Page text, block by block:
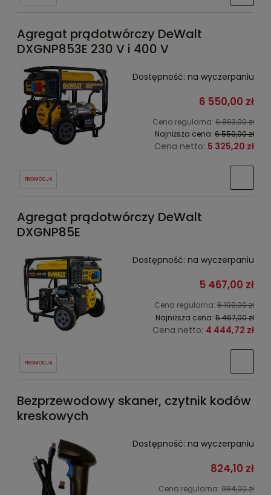
Agregat prądotwórczy DeWalt
DXGNP853E 230 V i 400 V
Dostępność: na wyczerpaniu
6 550,00 zł
Cena regularna: 6 863,00 zł
Najniższa cena: 6 550,00 zł
Cena netto: 5 325,20 zł
PROMOCJA
Agregat prądotwórczy DeWalt
DXGNP85E
Dostępność: na wyczerpaniu
5 467,00 zł
Cena regularna: 6 199,00 zł
Najniższa cena: 5 467,00 zł
Cena netto: 4 444,72 zł
PROMOCJA
Bezprzewodowy skaner, czytnik kodów
kreskowych
Dostępność: na wyczerpaniu
824,10 zł
Cena regularna: 984,00 zł